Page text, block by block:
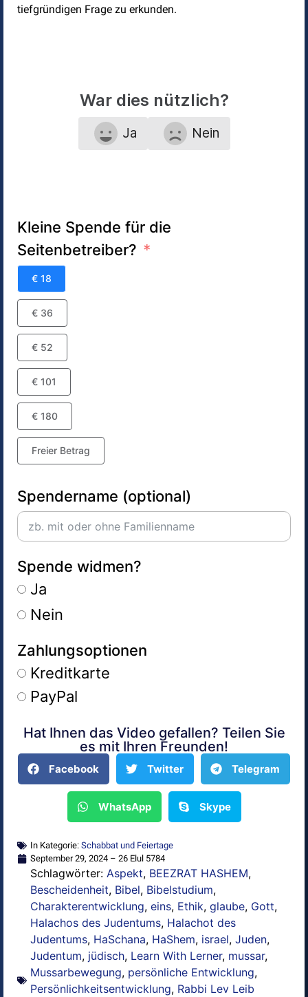
tiefgründigen Frage zu erkunden.
War dies nützlich?
Ja Nein
Kleine Spende für die
Seitenbetreiber?
€ 18
€ 36
€ 52
€ 101
€ 180
Freier Betrag
Spendername (optional)
Spende widmen?
Ja
Nein
Zahlungsoptionen
Kreditkarte
PayPal
Alternative:
Hat Ihnen das Video gefallen? Teilen Sie
es mit Ihren Freunden!
Facebook Twitter Telegram
WhatsApp Skype
In Kategorie: Schabbat und Feiertage
September 29, 2024 – 26 Elul 5784
Schlagwörter: Aspekt, BEEZRAT HASHEM,
Bescheidenheit, Bibel, Bibelstudium,
Charakterentwicklung, eins, Ethik, glaube, Gott,
Halachos des Judentums, Halachot des
Judentums, HaSchana, HaShem, israel, Juden,
Judentum, jüdisch, Learn With Lerner, mussar,
Mussarbewegung, persönliche Entwicklung,
Persönlichkeitsentwicklung, Rabbi Lev Leib